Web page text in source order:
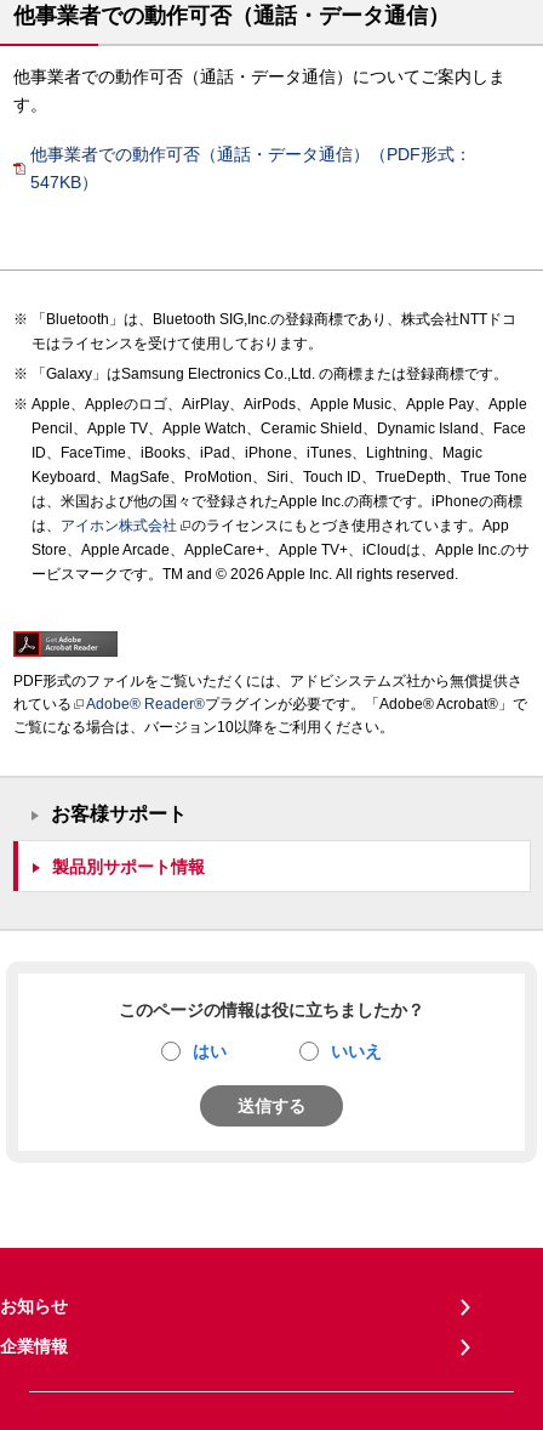
他事業者での動作可否（通話・データ通信）
他事業者での動作可否（通話・データ通信）についてご案内しま
す。
他事業者での動作可否（通話・データ通信）（PDF形式：
547KB）
「Bluetooth」は、Bluetooth SIG,Inc.の登録商標であり、株式会社NTTドコ
モはライセンスを受けて使用しております。
「Galaxy」はSamsung Electronics Co.,Ltd. の商標または登録商標です。
Apple、Appleのロゴ、AirPlay、AirPods、Apple Music、Apple Pay、Apple
Pencil、Apple TV、Apple Watch、Ceramic Shield、Dynamic Island、Face
ID、FaceTime、iBooks、iPad、iPhone、iTunes、Lightning、Magic
Keyboard、MagSafe、ProMotion、Siri、Touch ID、TrueDepth、True Tone
は、米国および他の国々で登録されたApple Inc.の商標です。iPhoneの商標
は、 アイホン株式会社
のライセンスにもとづき使用されています。App
Store、Apple Arcade、AppleCare+、Apple TV+、iCloudは、Apple Inc.のサ
ービスマークです。TM and © 2026 Apple Inc. All rights reserved.
PDF形式のファイルをご覧いただくには、アドビシステムズ社から無償提供さ
れている
Adobe® Reader®プラグインが必要です。「Adobe® Acrobat®」で
ご覧になる場合は、バージョン10以降をご利用ください。
お客様サポート
製品別サポート情報
このページの情報は役に立ちましたか？
はい いいえ
送信する
お知らせ
企業情報